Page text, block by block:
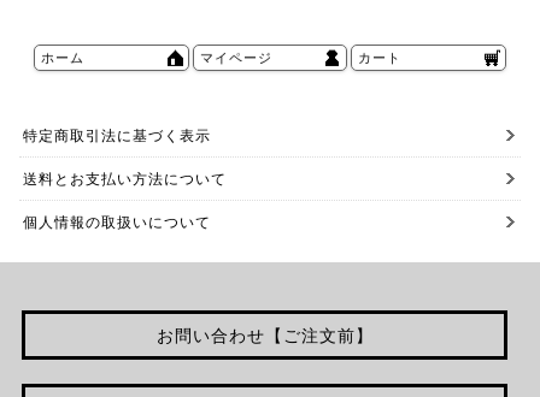
ホーム マイページ カート
特定商取引法に基づく表示
送料とお支払い方法について
個人情報の取扱いについて
お問い合わせ【ご注文前】